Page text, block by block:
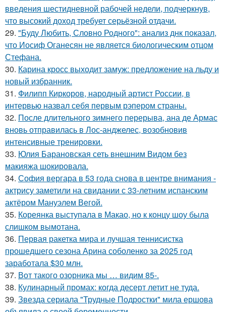
введения шестидневной рабочей недели, подчеркнув,
что высокий доход требует серьёзной отдачи.
29. "Буду Любить, Словно Родного": анализ днк показал,
что Иосиф Оганесян не является биологическим отцом
Стефана.
30. Карина кросс выходит замуж: предложение на льду и
новый избранник.
31. Филипп Киркоров, народный артист России, в
интервью назвал себя первым рэпером страны.
32. После длительного зимнего перерыва, ана де Армас
вновь отправилась в Лос-анджелес, возобновив
интенсивные тренировки.
33. Юлия Барановская сеть внешним Видом без
макияжа шокировала.
34. София вергара в 53 года снова в центре внимания -
актрису заметили на свидании с 33-летним испанским
актёром Мануэлем Вегой.
35. Кореянка выступала в Макао, но к концу шоу была
слишком вымотана.
36. Первая ракетка мира и лучшая теннисистка
прошедшего сезона Арина соболенко за 2025 год
заработала $30 млн.
37. Вот такого озорника мы … видим 85-.
38. Кулинарный промах: когда десерт летит не туда.
39. Звезда сериала "Трудные Подростки" мила ершова